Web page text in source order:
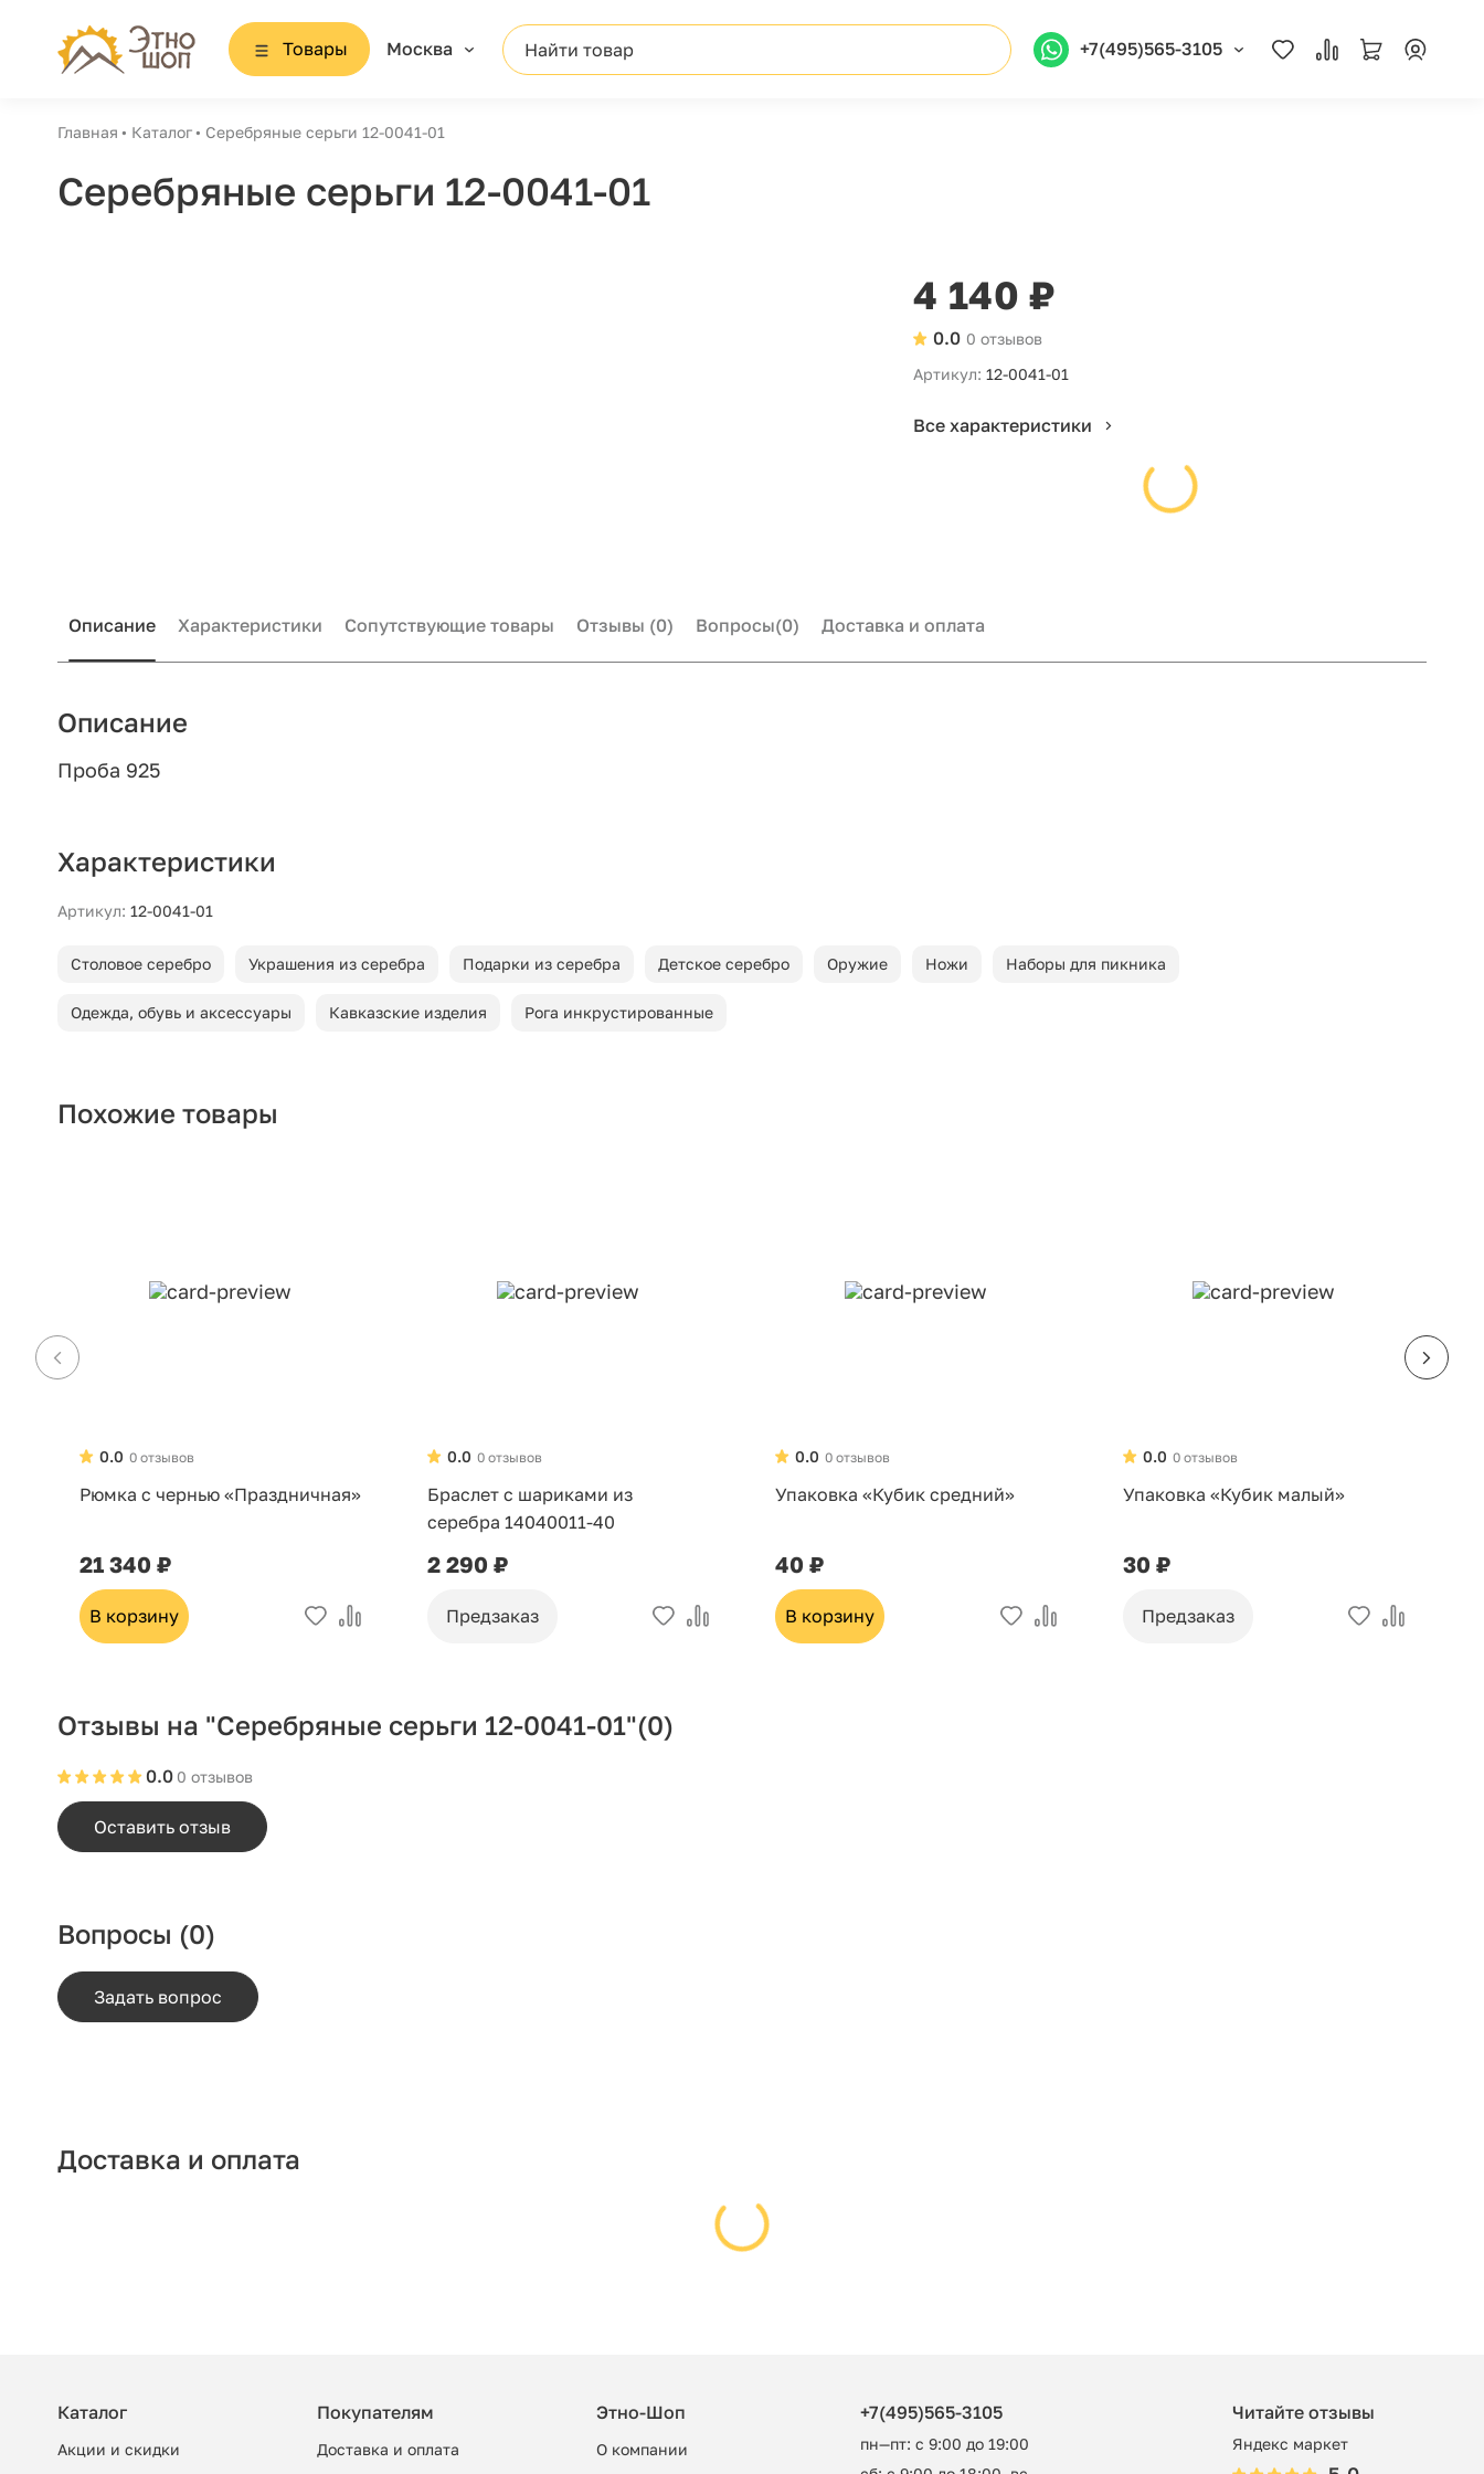
Товары Москва Найти товар +7(495)565-3105
Главная Каталог Серебряные серьги 12-0041-01
Серебряные серьги 12-0041-01
4 140 ₽
0 отзывов
0.0
Артикул: 12-0041-01
Все характеристики
Описание Характеристики Сопутствующие товары Отзывы (0) Вопросы(0) Доставка и оплата
Описание
Проба 925
Характеристики
Артикул: 12-0041-01
Столовое серебро Украшения из серебра Подарки из серебра Детское серебро Оружие Ножи Наборы для пикника
Одежда, обувь и аксессуары Кавказские изделия Рога инкрустированные
Похожие товары
0 отзывов
0.0
Рюмка с чернью «Праздничная»
21 340 ₽
В корзину
0 отзывов
0.0
Браслет с шариками из
серебра 14040011-40
2 290 ₽
Предзаказ
0 отзывов
0.0
Упаковка «Кубик средний»
40 ₽
В корзину
0 отзывов
0.0
Упаковка «Кубик малый»
30 ₽
Предзаказ
Отзывы на "Серебряные серьги 12-0041-01"(0)
0 отзывов
0.0
Оставить отзыв
Вопросы (0)
Задать вопрос
Доставка и оплата
Каталог
Акции и скидки
Покупателям
Доставка и оплата
Этно-Шоп
О компании
+7(495)565-3105
пн—пт: с 9:00 до 19:00
Читайте отзывы
Яндекс маркет